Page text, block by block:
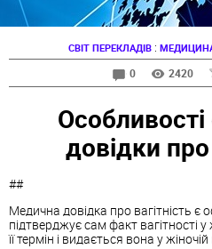
СВІТ ПЕРЕКЛАДІВ:
0
2420
довідки про
##
Медична довідка про вагітність
підтверджує сам факт вагітності
її термін і видається вона у жіночій